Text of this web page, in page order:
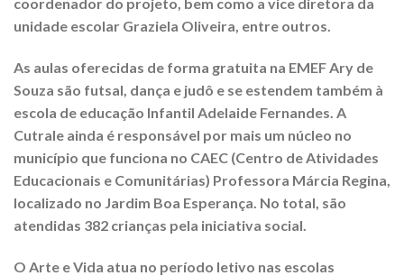
unidade escolar Graziela Oliveira, entre outros.
As aulas oferecidas de forma gratuita na EMEF Ary de
Souza são futsal, dança e judô e se estendem também à
escola de educação Infantil Adelaide Fernandes. A
Cutrale ainda é responsável por mais um núcleo no
município que funciona no CAEC (Centro de Atividades
Educacionais e Comunitárias) Professora Márcia Regina,
localizado no Jardim Boa Esperança. No total, são
atendidas 382 crianças pela iniciativa social.
O Arte e Vida atua no período letivo nas escolas